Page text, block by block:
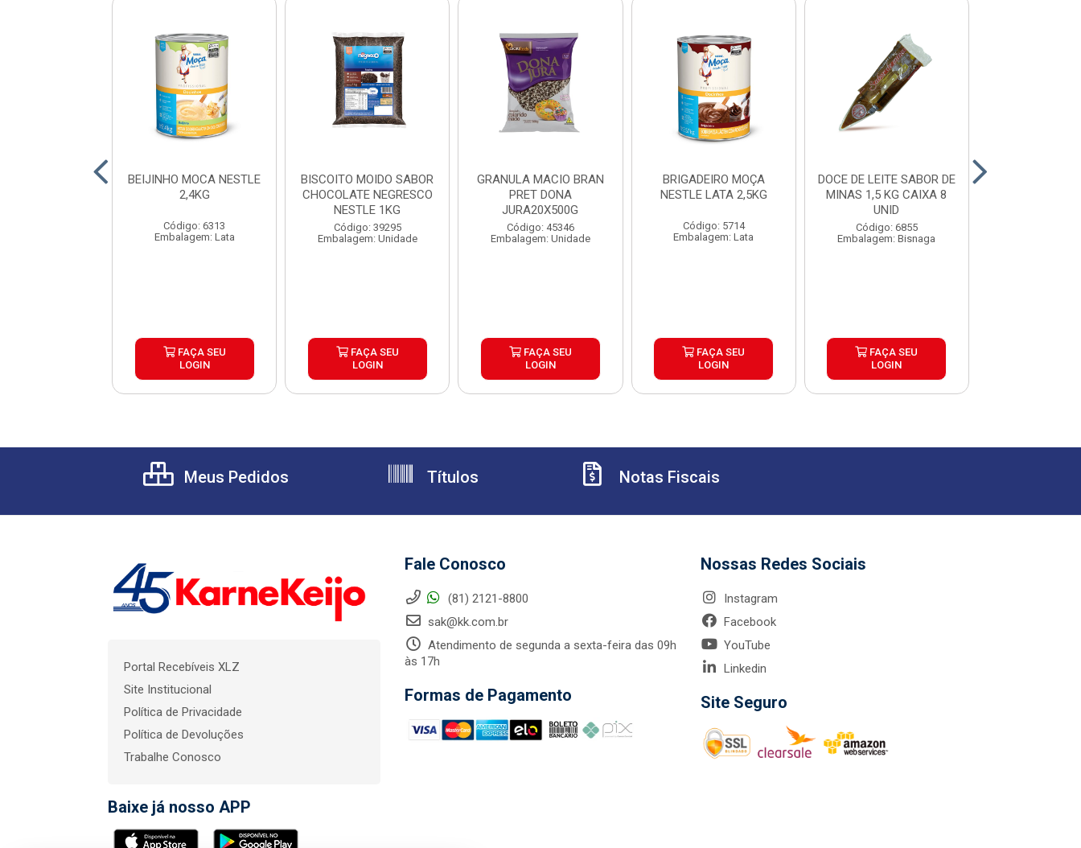
BEIJINHO MOCA NESTLE
2,4KG
Código: 6313
Embalagem: Lata
FAÇA SEU
LOGIN
BISCOITO MOIDO SABOR
CHOCOLATE NEGRESCO
NESTLE 1KG
Código: 39295
Embalagem: Unidade
FAÇA SEU
LOGIN
GRANULA MACIO BRAN
PRET DONA
JURA20X500G
Código: 45346
Embalagem: Unidade
FAÇA SEU
LOGIN
BRIGADEIRO MOÇA
NESTLE LATA 2,5KG
Código: 5714
Embalagem: Lata
FAÇA SEU
LOGIN
DOCE DE LEITE SABOR DE
MINAS 1,5 KG CAIXA 8
UNID
Código: 6855
Embalagem: Bisnaga
FAÇA SEU
LOGIN
Meus Pedidos Títulos Notas Fiscais
Portal Recebíveis XLZ
Site Institucional
Política de Privacidade
Política de Devoluções
Trabalhe Conosco
Baixe já nosso APP
Fale Conosco
(81) 2121-8800
sak@kk.com.br
Atendimento de segunda a sexta-feira das 09h
às 17h
Formas de Pagamento
Nossas Redes Sociais
Instagram
Facebook
YouTube
Linkedin
Site Seguro